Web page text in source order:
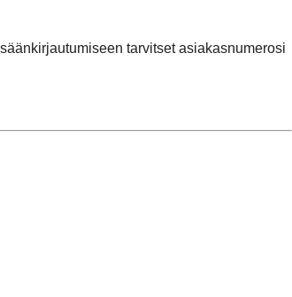
tarvitset asiakasnumerosi